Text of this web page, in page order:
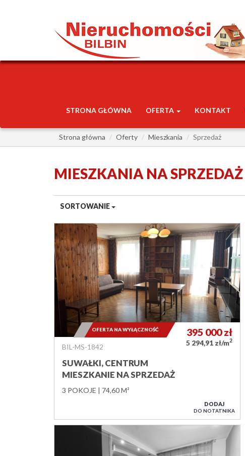
STRONA GŁÓWNA OFERTA KONTAKT
Strona główna Oferty Mieszkania Sprzedaż
MIESZKANIA NA SPRZEDAŻ
SORTOWANIE
BIL-MS-1842
SUWAŁKI, CENTRUM
MIESZKANIE NA SPRZEDAŻ
3 POKOJE 74,60 M²
395 000zł
5 294,91 zł/m2
OFERTA NA WYŁĄCZNOŚĆ
DODAJ
DO NOTATNIKA